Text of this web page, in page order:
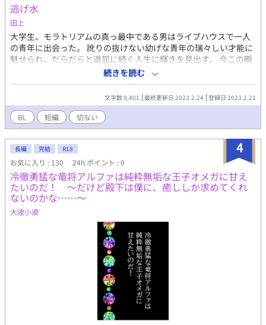
逃げ水
田上
大学生、モラトリアムの真っ最中である男はライブハウスで一人
の青年に出会った。 訛りの抜けない幼げな青年の瑞々しい才能に
魅せられ、だらだらと退屈に続く人生に輝きを見出す。 今この瞬
間を激しく華やかに、遥か遠い未来に安定を。 当たり前の願望を
抱く男に訪れた出会いと別れは、瞬きの間のようだった。
続きを読む
文字数 9,401 最終更新日 2023.2.24 登録日 2023.2.21
BL 短編 切ない
4
長編 完結 R18
お気に入り : 130 24h.ポイント : 0
冷徹勇猛な竜将アルファは純粋無垢な王子オメガに甘え
たいのだ！ ～だけど殿下は僕に、癒ししか求めてくれ
ないのかな……～
大波小波